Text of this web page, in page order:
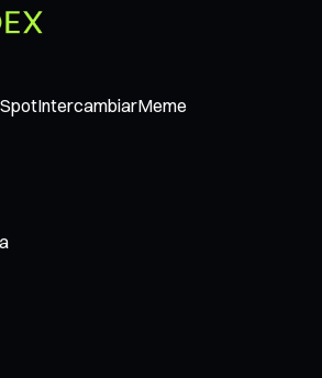
SpotIntercambiarMeme